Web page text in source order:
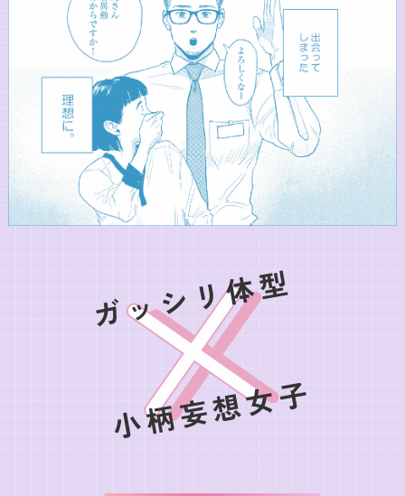
ガッシリ体型
小柄妄想女子